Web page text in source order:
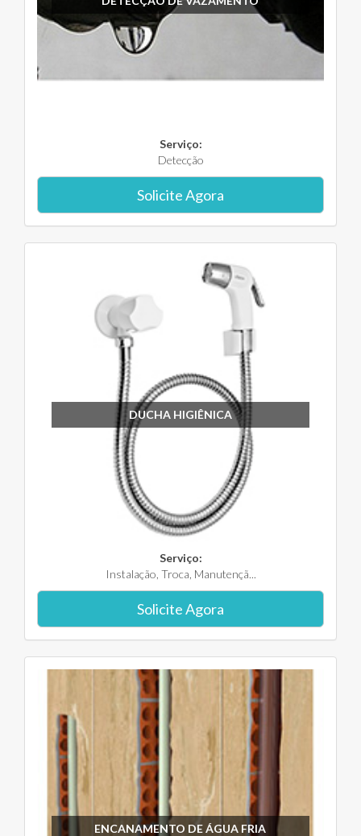
Serviço:
Detecção
Solicite Agora
DUCHA HIGIÊNICA
Serviço:
Instalação, Troca, Manutençã...
Solicite Agora
ENCANAMENTO DE ÁGUA FRIA